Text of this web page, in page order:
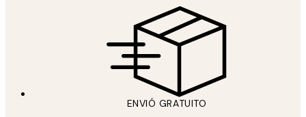
ENVIÓ GRATUITO